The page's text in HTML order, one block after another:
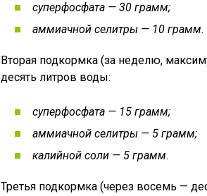
суперфосфата — 30 грамм;
аммиачной селитры — 10 грамм.
Вторая подкормка (за неделю,
десять литров воды:
суперфосфата — 15 грамм;
аммиачной селитры — 5 грамм;
калийной соли — 5 грамм.
Третья подкормка (через восемь —